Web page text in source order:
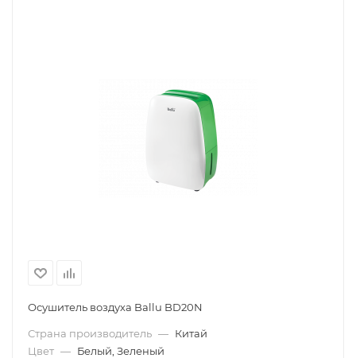
Осушитель воздуха Ballu BD20N
Страна производитель — Китай
Цвет — Белый, Зеленый